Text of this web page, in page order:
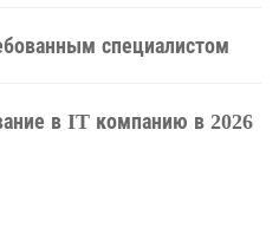
специалистом
в IT компанию в 2026